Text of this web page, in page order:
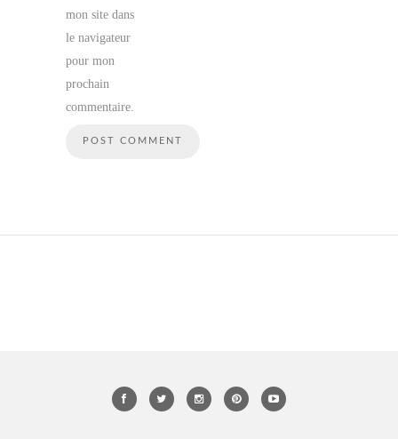
mon site dans
le navigateur
pour mon
prochain
commentaire.